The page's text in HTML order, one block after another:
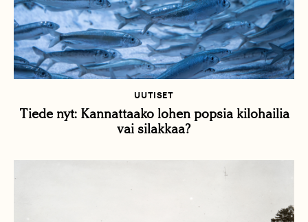
UUTISET
Tiede nyt: Kannattaako lohen popsia kilohailia
vai silakkaa?